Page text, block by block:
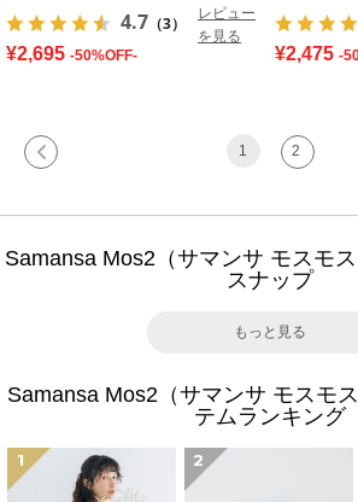
4.7 （3）
レビュー
を見る
¥2,695 -50%OFF-
¥2,475 -
1 2
Samansa Mos2（サマンサ モスモ
スナップ
もっと見る
Samansa Mos2（サマンサ モスモ
テムランキング
1 2